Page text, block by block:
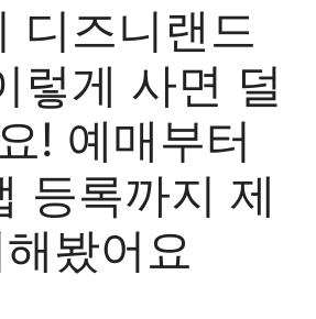
디즈니랜드
렇게 사면 덜
! 예매부터
등록까지 제
봤어요